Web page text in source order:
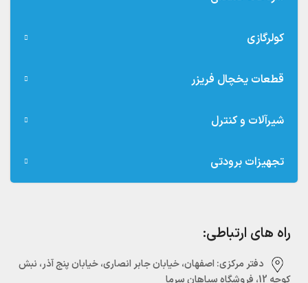
کولرگازی
قطعات یخچال فریزر
شیرآلات و کنترل
تجهیزات برودتی
راه های ارتباطی:
دفتر مرکزی:‌ اصفهان، خیابان جابر انصاری، خیابان پنج آذر، نبش
کوچه 12، فروشگاه سپاهان سرما